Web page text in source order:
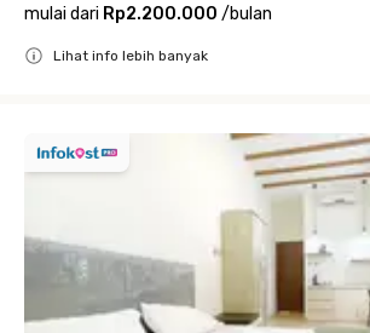
mulai dari Rp2.200.000 /bulan
Lihat info lebih banyak